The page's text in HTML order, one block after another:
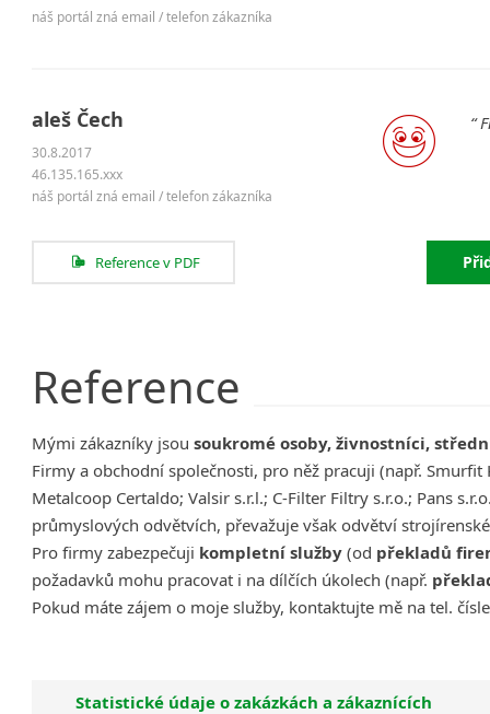
náš portál zná email / telefon zákazníka
aleš Čech
30.8.2017
46.135.165.xxx
náš portál zná email / telefon zákazníka
Reference v PDF
Reference
Mými zákazníky jsousoukromé osoby, živnostníci,
Firmy a obchodní společnosti, pro něž pracuji (např. Smurfit
Metalcoop Certaldo; Valsir s.r.l.; C-Filter Filtry s.r.o.; Pans
průmyslových odvětvích, převažuje však odvětví
Pro firmy zabezpečuji kompletní služby (od překladů
požadavků mohu pracovat i na dílčích úkolech (např.
Pokud máte zájem o moje služby, kontaktujte mě na tel.
Statistické údaje o zakázkách a zákaznících